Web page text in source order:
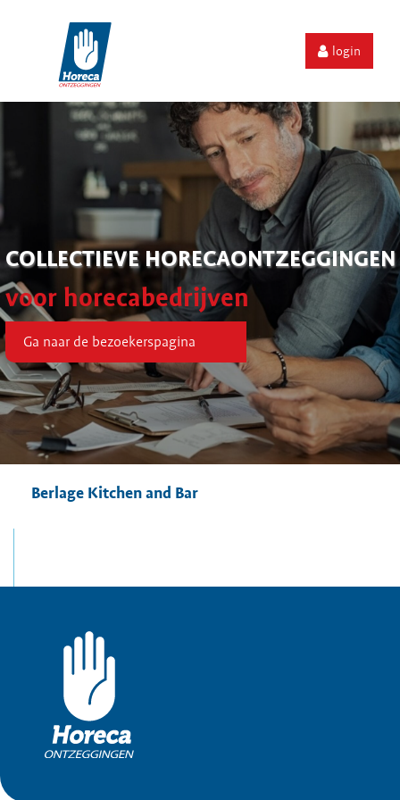
login
COLLECTIEVE HORECAONTZEGGINGEN
voor horecabedrijven
Ga naar de bezoekerspagina
Berlage Kitchen and Bar